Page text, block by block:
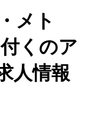
メト
く のア
人情報